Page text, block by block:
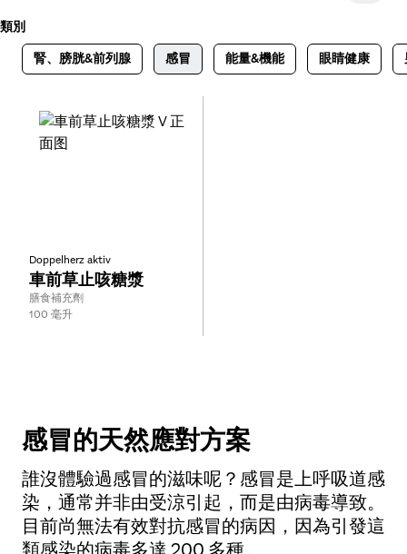
類別
腎、膀胱&前列腺 感冒 能量&機能 眼睛健康
Doppelherz aktiv
車前草止咳糖漿
Type:
膳食補充劑
Size:
100 毫升
感冒的天然應對方案
誰沒體驗過感冒的滋味呢？感冒是上呼吸道感
染，通常并非由受涼引起，而是由病毒導致。
目前尚無法有效對抗感冒的病因，因為引發這